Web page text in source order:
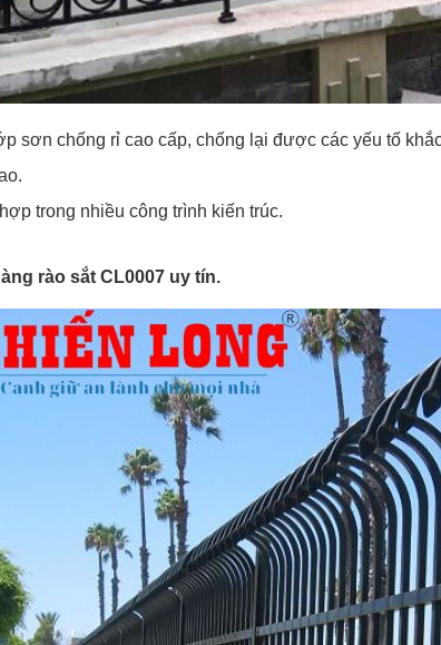
sơn chống rỉ cao cấp, chống lại được các yếu tố
trong nhiều công trình kiến trúc.
rào sắt CL0007 uy tín.